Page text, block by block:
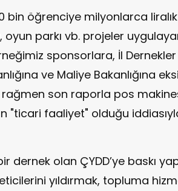
bin öğrenciye milyonlarca
oyun parkı vb. projeler
sponsorlara, İl Dernekler
ve Maliye Bakanlığına
son raporla pos
"ticari faaliyet" olduğu
dernek olan ÇYDD’ye baskı
yıldırmak, topluma